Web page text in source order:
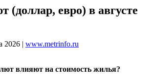
(доллар, евро) в августе
2026 | www.metrinfo.ru
влияют на стоимость жилья?